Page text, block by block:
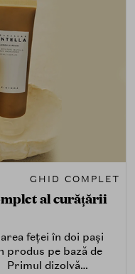
GHID COMPLET
al curățării
feței în doi pași
produs pe bază de
Primul dizolvă